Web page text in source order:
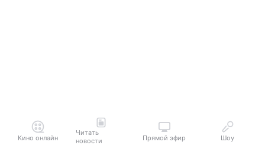
Кино онлайн
Читать
новости
Прямой эфир Шоу